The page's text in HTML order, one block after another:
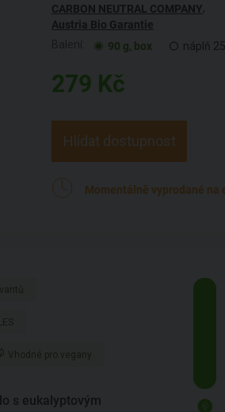
CARBON NEUTRAL COMPANY,
Austria Bio Garantie
90 g, box náplň
279 Kč
Hlídat dostupnost
Momentálně vyprodané na
Vhodné pro vegany
s eukalyptovým